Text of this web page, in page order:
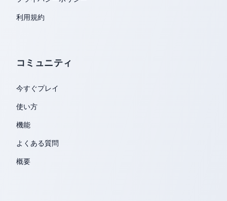
利用規約
コミュニティ
今すぐプレイ
使い方
機能
よくある質問
概要